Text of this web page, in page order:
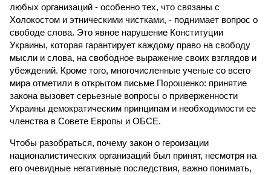
любых организаций - особенно тех, что связаны с
Холокостом и этническими чистками, - поднимает вопрос о
свободе слова. Это явное нарушение Конституции
Украины, которая гарантирует каждому право на свободу
мысли и слова, на свободное выражение своих взглядов и
убеждений. Кроме того, многочисленные ученые со всего
мира отметили в открытом письме Порошенко: принятие
закона вызовет серьезные вопросы о приверженности
Украины демократическим принципам и необходимости ее
членства в Совете Европы и ОБСЕ.
Чтобы разобраться, почему закон о героизации
националистических организаций был принят, несмотря на
его очевидные негативные последствия, важно понимать,